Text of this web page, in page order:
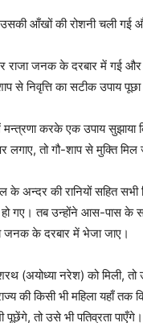
आँखों की रोशनी चली गई
राजा जनक के दरबार में गई और
से निवृत्ति का सटीक उपाय
मन्त्रणा करके एक उपाय
लगाए, तो गौ-शाप से मुक्ति
अन्दर की रानियों सहित सभी
हो गए। तब उन्होंने आस-पास के
जनक के दरबार में भेजा जाए।
(अयोध्या नरेश) को मिली, तो
की किसी भी महिला यहाँ
पूछेंगे, तो उसे भी पतिव्रता पाएँगे।